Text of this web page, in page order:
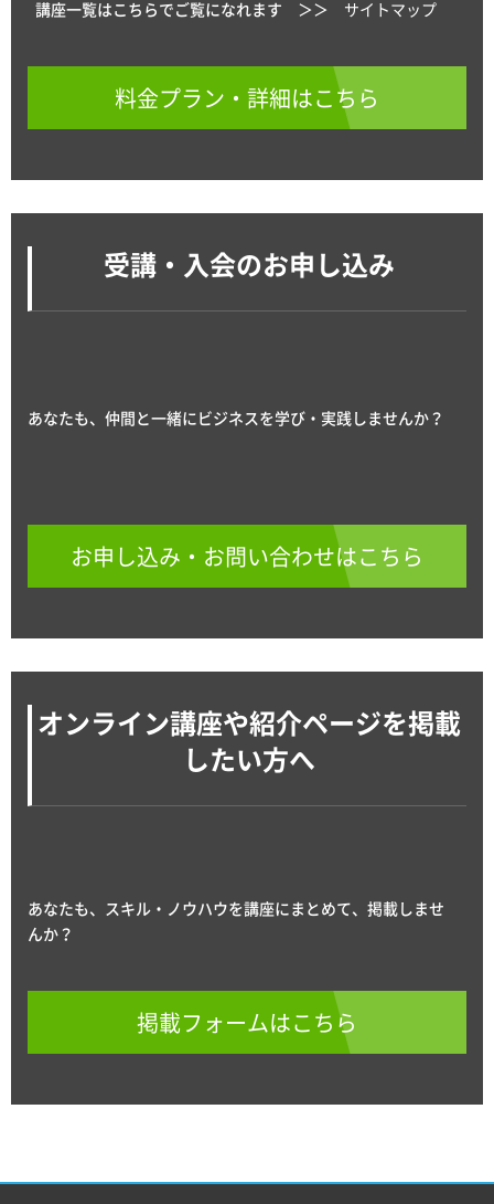
講座一覧はこちらでご覧になれます ＞＞ サイトマップ
料金プラン・詳細はこちら
受講・入会のお申し込み
あなたも、仲間と一緒にビジネスを学び・実践しませんか？
お申し込み・お問い合わせはこちら
オンライン講座や紹介ページを掲載
したい方へ
あなたも、スキル・ノウハウを講座にまとめて、掲載しませ
んか？
掲載フォームはこちら